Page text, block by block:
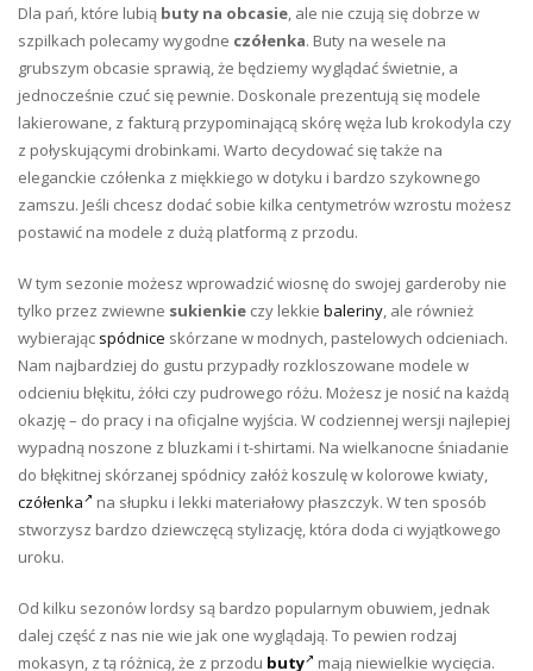
Dla pań, które lubią buty na obcasie, ale nie czują się dobrze w
szpilkach polecamy wygodne czółenka. Buty na wesele na
grubszym obcasie sprawią, że będziemy wyglądać świetnie, a
jednocześnie czuć się pewnie. Doskonale prezentują się modele
lakierowane, z fakturą przypominającą skórę węża lub krokodyla czy
z połyskującymi drobinkami. Warto decydować się także na
eleganckie czółenka z miękkiego w dotyku i bardzo szykownego
zamszu. Jeśli chcesz dodać sobie kilka centymetrów wzrostu możesz
postawić na modele z dużą platformą z przodu.
W tym sezonie możesz wprowadzić wiosnę do swojej garderoby nie
tylko przez zwiewne sukienkie czy lekkie baleriny, ale również
wybierając spódnice skórzane w modnych, pastelowych odcieniach.
Nam najbardziej do gustu przypadły rozkloszowane modele w
odcieniu błękitu, żółci czy pudrowego różu. Możesz je nosić na każdą
okazję – do pracy i na oficjalne wyjścia. W codziennej wersji najlepiej
wypadną noszone z bluzkami i t-shirtami. Na wielkanocne śniadanie
do błękitnej skórzanej spódnicy załóż koszulę w kolorowe kwiaty,
czółenka
na słupku i lekki materiałowy płaszczyk. W ten sposób
stworzysz bardzo dziewczęcą stylizację, która doda ci wyjątkowego
uroku.
Od kilku sezonów lordsy są bardzo popularnym obuwiem, jednak
dalej część z nas nie wie jak one wyglądają. To pewien rodzaj
mokasyn, z tą różnicą, że z przodu buty mają niewielkie wycięcia.